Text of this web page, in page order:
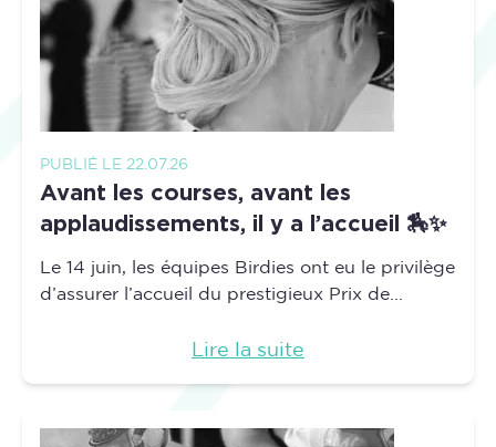
PUBLIÉ LE 22.07.26
Avant les courses, avant les
applaudissements, il y a l’accueil 🏇✨
Le 14 juin, les équipes Birdies ont eu le privilège
d’assurer l’accueil du prestigieux Prix de...
Lire la suite